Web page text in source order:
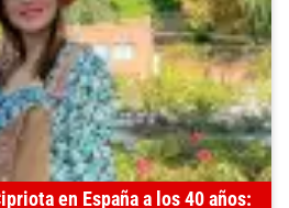
en España a los 40 años: